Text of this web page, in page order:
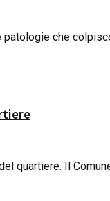
che
quartiere. Il